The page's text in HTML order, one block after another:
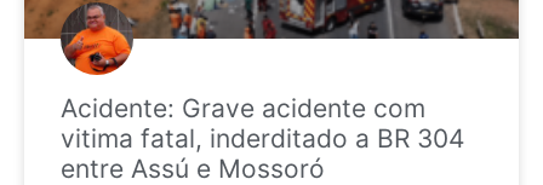
Acidente: Grave acidente com
vitima fatal, inderditado a BR 304
entre Assú e Mossoró